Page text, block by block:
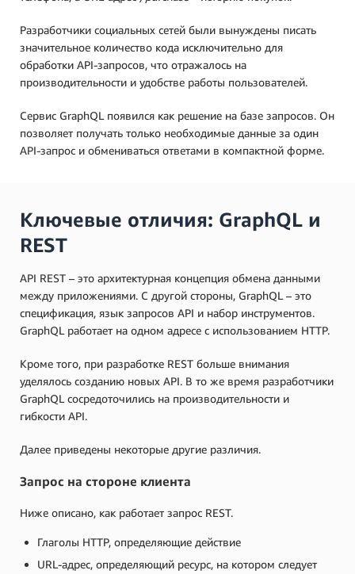
Разработчики социальных сетей были вынуждены писать
значительное количество кода исключительно для
обработки API-запросов, что отражалось на
производительности и удобстве работы пользователей.
Сервис GraphQL появился как решение на базе запросов. Он
позволяет получать только необходимые данные за один
API-запрос и обмениваться ответами в компактной форме.
Ключевые отличия: GraphQL и
REST
API REST – это архитектурная концепция обмена данными
между приложениями. С другой стороны, GraphQL – это
спецификация, язык запросов API и набор инструментов.
GraphQL работает на одном адресе с использованием HTTP.
Кроме того, при разработке REST больше внимания
уделялось созданию новых API. В то же время разработчики
GraphQL сосредоточились на производительности и
гибкости API.
Далее приведены некоторые другие различия.
Запрос на стороне клиента
Ниже описано, как работает запрос REST.
Глаголы HTTP, определяющие действие
URL-адрес, определяющий ресурс, на котором следует